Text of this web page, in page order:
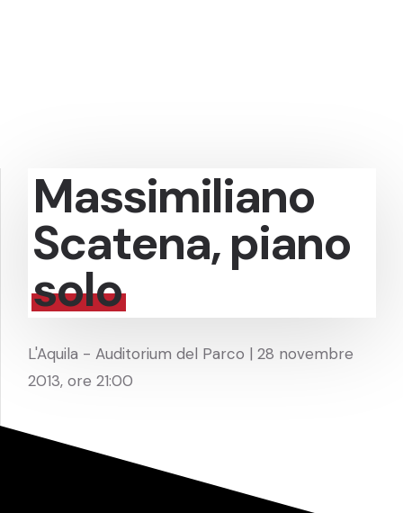
Massimiliano
Scatena, piano
solo
L'Aquila - Auditorium del Parco | 28 novembre
2013, ore 21:00